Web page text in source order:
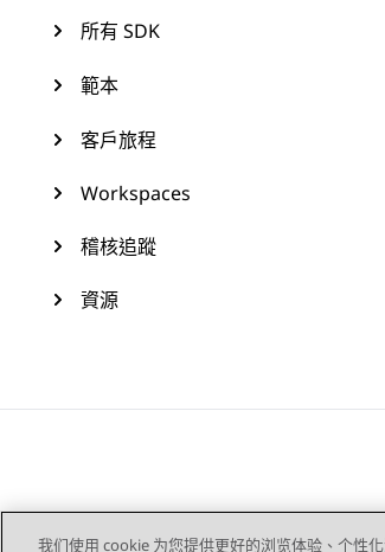
所有 SDK
範本
客戶旅程
Workspaces
稽核追蹤
資源
我们使用 cookie 为您提供更好的浏览体验、个性